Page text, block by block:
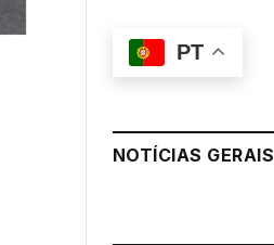
PT
NOTÍCIAS GERAIS